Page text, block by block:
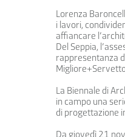
Lorenza
i lavori,
affiancare
Del Seppia,
rappresentanza
La Biennale di
in campo una
di progettazione
Da giovedì 21